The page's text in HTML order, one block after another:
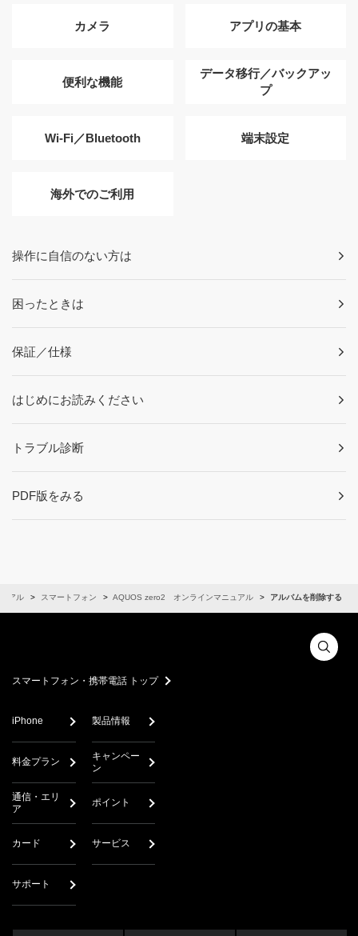
カメラ アプリの基本
便利な機能
データ移行／バックアッ
プ
Wi-Fi／Bluetooth 端末設定
海外でのご利用
操作に自信のない方は
困ったときは
保証／仕様
はじめにお読みください
トラブル診断
PDF版をみる
アル スマートフォン AQUOS zero2 オンラインマニュアル アルバムを削除する
スマートフォン・携帯電話 トップ
iPhone 製品情報
料金プラン
キャンペー
ン
通信・エリ
ア
ポイント
カード サービス
サポート